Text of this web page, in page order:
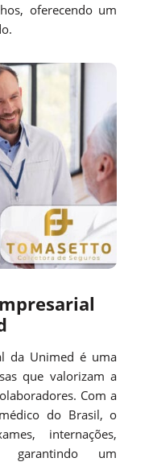
oferecendo um
da Unimed é uma
que valorizam a
Com a
do Brasil, o
internações,
garantindo um